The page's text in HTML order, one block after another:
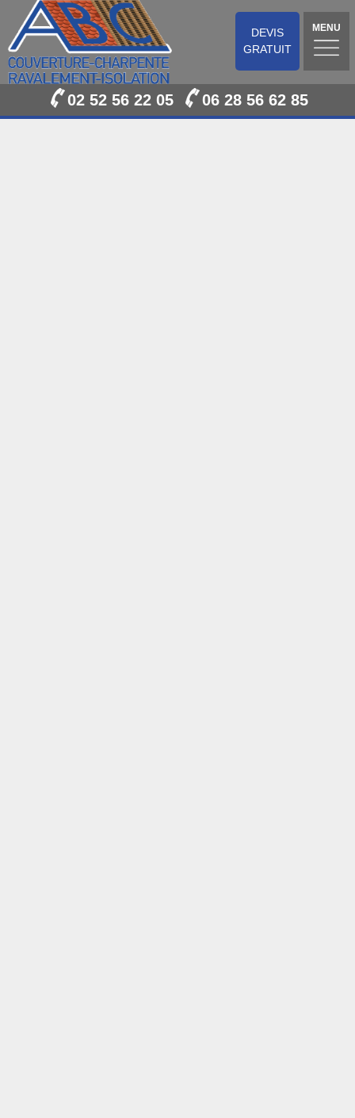
DEVIS
GRATUIT
MENU
02 52 56 22 05 06 28 56 62 85